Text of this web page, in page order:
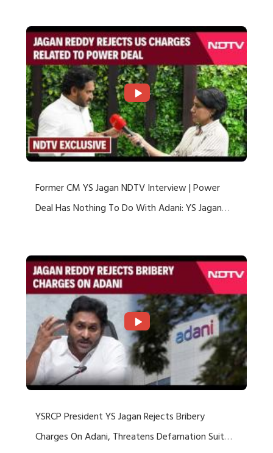
Former CM YS Jagan NDTV Interview | Power
Deal Has Nothing To Do With Adani: YS Jagan
YSRCP President YS Jagan Rejects Bribery
Charges On Adani, Threatens Defamation Suit